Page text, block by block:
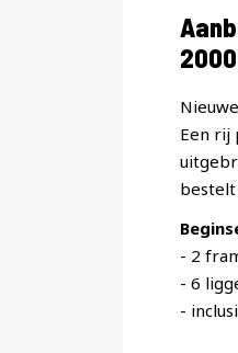
Een rij
bestelt
- 2
- 6
-